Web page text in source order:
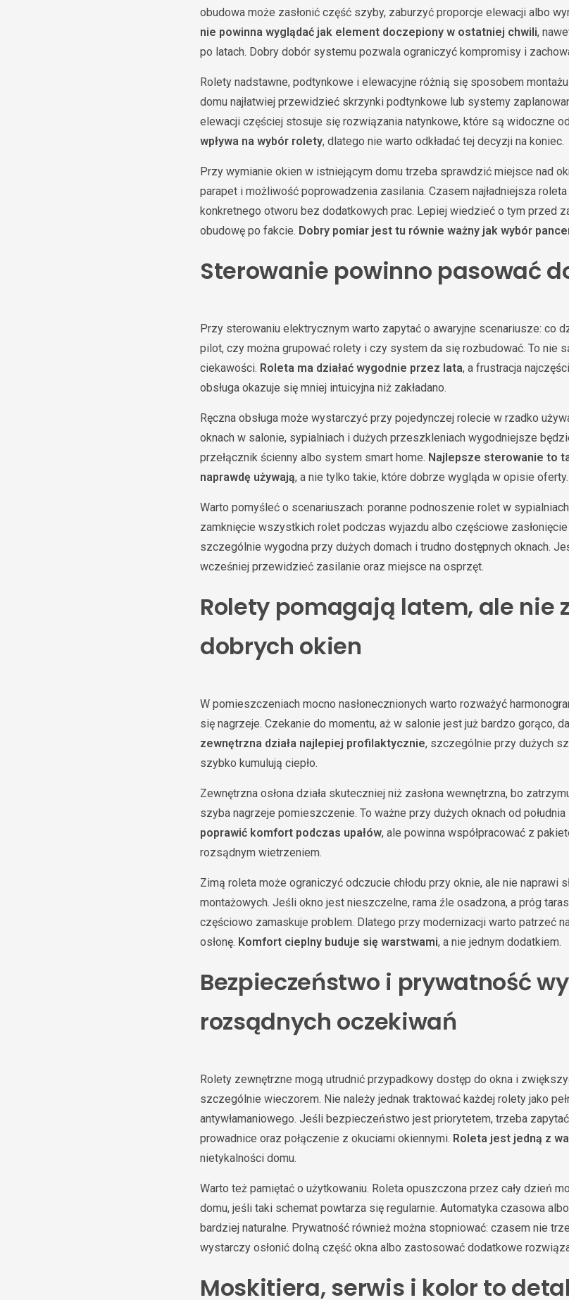
obudowa może zasłonić część szyby, zaburzyć proporcje elewacji albo
nie powinna wyglądać jak element doczepiony w ostatniej chwili,
po latach. Dobry dobór systemu pozwala ograniczyć kompromisy i
Rolety nadstawne, podtynkowe i elewacyjne różnią się sposobem
domu najłatwiej przewidzieć skrzynki podtynkowe lub systemy
elewacji częściej stosuje się rozwiązania natynkowe, które są widoczne
wpływa na wybór rolety, dlatego nie warto odkładać tej decyzji na koniec.
Przy wymianie okien w istniejącym domu trzeba sprawdzić miejsce nad
parapet i możliwość poprowadzenia zasilania. Czasem najładniejsza
konkretnego otworu bez dodatkowych prac. Lepiej wiedzieć o tym przed
obudowę po fakcie. Dobry pomiar jest tu równie ważny jak wybór
Sterowanie powinno pasować
Przy sterowaniu elektrycznym warto zapytać o awaryjne scenariusze: co
pilot, czy można grupować rolety i czy system da się rozbudować. To nie
ciekawości. Roleta ma działać wygodnie przez lata, a frustracja
obsługa okazuje się mniej intuicyjna niż zakładano.
Ręczna obsługa może wystarczyć przy pojedynczej rolecie w rzadko
oknach w salonie, sypialniach i dużych przeszkleniach wygodniejsze
przełącznik ścienny albo system smart home. Najlepsze sterowanie to
naprawdę używają, a nie tylko takie, które dobrze wygląda w opisie oferty.
Warto pomyśleć o scenariuszach: poranne podnoszenie rolet w
zamknięcie wszystkich rolet podczas wyjazdu albo częściowe
szczególnie wygodna przy dużych domach i trudno dostępnych oknach.
wcześniej przewidzieć zasilanie oraz miejsce na osprzęt.
Rolety pomagają latem, ale nie
dobrych okien
W pomieszczeniach mocno nasłonecznionych warto rozważyć
się nagrzeje. Czekanie do momentu, aż w salonie jest już bardzo gorąco,
zewnętrzna działa najlepiej profilaktycznie, szczególnie przy dużych
szybko kumulują ciepło.
Zewnętrzna osłona działa skuteczniej niż zasłona wewnętrzna, bo
szyba nagrzeje pomieszczenie. To ważne przy dużych oknach od południa
poprawić komfort podczas upałów, ale powinna współpracować z
rozsądnym wietrzeniem.
Zimą roleta może ograniczyć odczucie chłodu przy oknie, ale nie naprawi
montażowych. Jeśli okno jest nieszczelne, rama źle osadzona, a próg
częściowo zamaskuje problem. Dlatego przy modernizacji warto patrzeć
osłonę. Komfort cieplny buduje się warstwami, a nie jednym dodatkiem.
Bezpieczeństwo i prywatność
rozsądnych oczekiwań
Rolety zewnętrzne mogą utrudnić przypadkowy dostęp do okna i
szczególnie wieczorem. Nie należy jednak traktować każdej rolety jako
antywłamaniowego. Jeśli bezpieczeństwo jest priorytetem, trzeba
prowadnice oraz połączenie z okuciami okiennymi. Roleta jest jedną z
nietykalności domu.
Warto też pamiętać o użytkowaniu. Roleta opuszczona przez cały dzień
domu, jeśli taki schemat powtarza się regularnie. Automatyka czasowa
bardziej naturalne. Prywatność również można stopniować: czasem nie
wystarczy osłonić dolną część okna albo zastosować dodatkowe
Moskitiera, serwis i kolor to